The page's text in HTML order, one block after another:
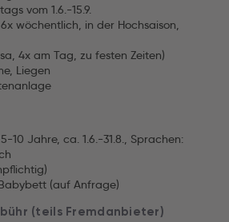
vom 1.6.-15.9.
wöchentlich, in der Hochsaison,
4x am Tag, zu festen Zeiten)
Liegen
10 Jahre, ca. 1.6.-31.8., Sprachen:
(auf Anfrage)
(teils Fremdanbieter)